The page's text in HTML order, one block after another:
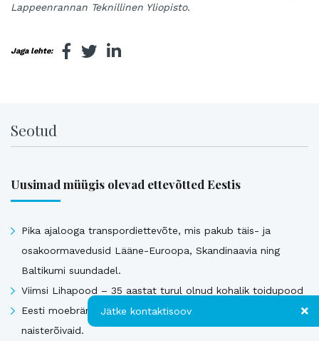
Lappeenrannan Teknillinen Yliopisto.
Jaga lehte:
Seotud
Uusimad müügis olevad ettevõtted Eestis
Pika ajalooga transpordiettevõte, mis pakub täis- ja
osakoormavedusid Lääne-Euroopa, Skandinaavia ning
Baltikumi suundadel.
Viimsi Lihapood – 35 aastat turul olnud kohalik toidupood
Eesti moebränd, mis pakub kvaliteetseid ja ainulaadseid
naisterõivaid.
Jätke kontaktisoov